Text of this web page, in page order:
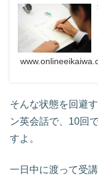
そんな状態を回避
ン英会話で、10回
すよ。
一日中に渡って受